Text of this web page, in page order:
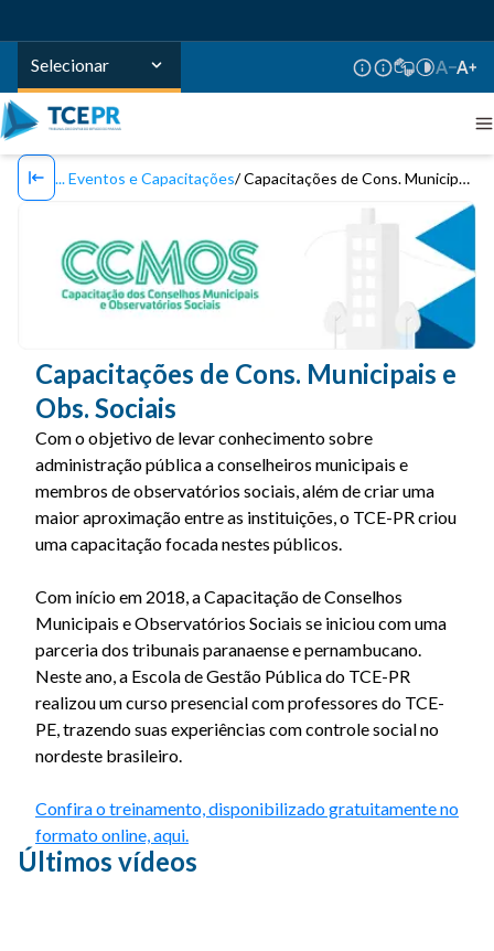
Selecionar
Eventos e Capacitações Capacitações de Cons. Municipais e Obs. Sociais
Capacitações de Cons. Municipais e
Obs. Sociais
Com o objetivo de levar conhecimento sobre
administração pública a conselheiros municipais e
membros de observatórios sociais, além de criar uma
maior aproximação entre as instituições, o TCE-PR criou
uma capacitação focada nestes públicos.
Com início em 2018, a Capacitação de Conselhos
Municipais e Observatórios Sociais se iniciou com uma
parceria dos tribunais paranaense e pernambucano.
Neste ano, a Escola de Gestão Pública do TCE-PR
realizou um curso presencial com professores do TCE-
PE, trazendo suas experiências com controle social no
nordeste brasileiro.
Confira o treinamento, disponibilizado gratuitamente no
formato online, aqui.
Últimos vídeos